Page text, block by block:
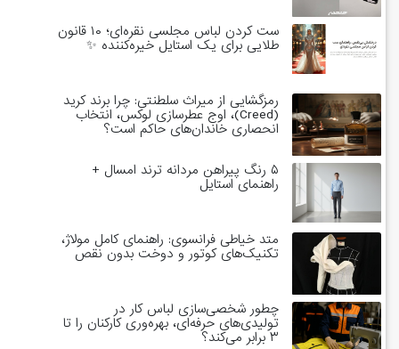
ست کردن لباس مجلسی نقره‌ای؛ ۱۰ قانون
طلایی برای یک استایل خیره‌کننده ✨
رمزگشایی از میراث سلطنتی: چرا برند کرید
(Creed)، اوج عطرسازی لوکس، انتخاب
انحصاری خاندان‌های حاکم است؟
۵ رنگ پیراهن مردانه ترند امسال +
راهنمای استایل
متد خیاطی فرانسوی: راهنمای کامل مولاژ،
تکنیک‌های کوتور و دوخت بدون نقص
چطور شخصی‌سازی لباس کار در
تولیدی‌های حرفه‌ای، بهره‌وری کارکنان را تا
۳ برابر می‌کند؟